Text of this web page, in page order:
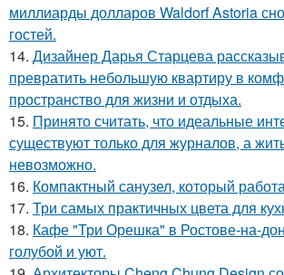
миллиарды долларов Waldorf Astoria
гостей.
14. Дизайнер Дарья Старцева
превратить небольшую квартиру в
пространство для жизни и отдыха.
15. Принято считать, что идеальные
существуют только для журналов, а
невозможно.
16. Компактный санузел, который
17. Три самых практичных цвета для
18. Кафе "Три Орешка" в Ростове-на-
голубой и уют.